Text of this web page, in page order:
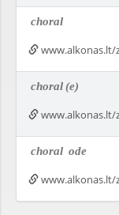
choral
choral(e)
choral ode